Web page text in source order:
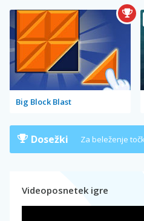
Big Block Blast
Dosežki Za beleženje
Videoposnetek igre